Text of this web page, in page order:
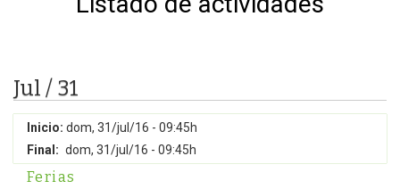
Jul / 31
Inicio: dom, 31/jul/16 - 09:45h
Final: dom, 31/jul/16 - 09:45h
Ferias